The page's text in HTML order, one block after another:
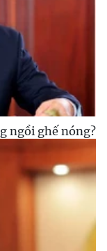
ngồi ghế nóng?